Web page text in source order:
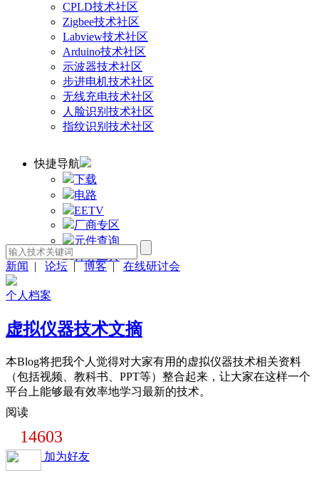
CPLD技术社区
Zigbee技术社区
Labview技术社区
Arduino技术社区
示波器技术社区
步进电机技术社区
无线充电技术社区
人脸识别技术社区
指纹识别技术社区
快捷导航
下载
电路
EETV
厂商专区
元件查询
计算工具
新闻
| 论坛 | 博客 | 在线研讨会
个人档案
虚拟仪器技术文摘
本Blog将把我个人觉得对大家有用的虚拟仪器技术相关资料
（包括视频、教科书、PPT等）整合起来，让大家在这样一个
平台上能够最有效率地学习最新的技术。
阅读
14603
加为好友